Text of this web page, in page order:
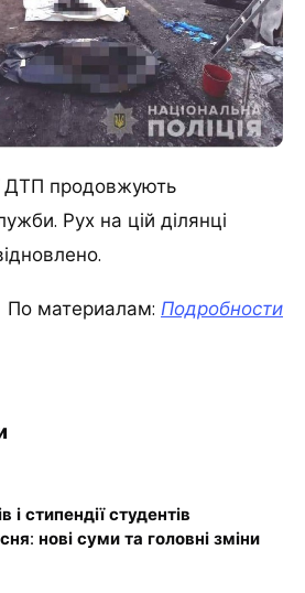
ДТП продовжують
Рух на цій ділянці
По материалам: Подробности
і стипендії студентів
нові суми та головні зміни